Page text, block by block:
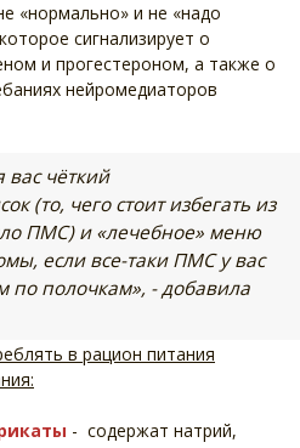
«нормально» и не «надо
сигнализирует о
и прогестероном, а также о
нейромедиаторов
вас чёткий
(то, чего стоит избегать из
ПМС) и «лечебное» меню
если все-таки ПМС у вас
по полочкам», - добавила
в рацион питания
- содержат натрий,